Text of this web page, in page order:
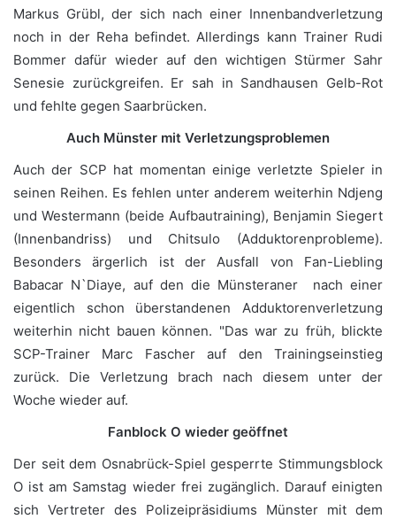
Markus Grübl, der sich nach einer Innenbandverletzung
noch in der Reha befindet. Allerdings kann Trainer Rudi
Bommer dafür wieder auf den wichtigen Stürmer Sahr
Senesie zurückgreifen. Er sah in Sandhausen Gelb-Rot
und fehlte gegen Saarbrücken.
Auch Münster mit Verletzungsproblemen
Auch der SCP hat momentan einige verletzte Spieler in
seinen Reihen. Es fehlen unter anderem weiterhin Ndjeng
und Westermann (beide Aufbautraining), Benjamin Siegert
(Innenbandriss) und Chitsulo (Adduktorenprobleme).
Besonders ärgerlich ist der Ausfall von Fan-Liebling
Babacar N`Diaye, auf den die Münsteraner nach einer
eigentlich schon überstandenen Adduktorenverletzung
weiterhin nicht bauen können. "Das war zu früh, blickte
SCP-Trainer Marc Fascher auf den Trainingseinstieg
zurück. Die Verletzung brach nach diesem unter der
Woche wieder auf.
Fanblock O wieder geöffnet
Der seit dem Osnabrück-Spiel gesperrte Stimmungsblock
O ist am Samstag wieder frei zugänglich. Darauf einigten
sich Vertreter des Polizeipräsidiums Münster mit dem